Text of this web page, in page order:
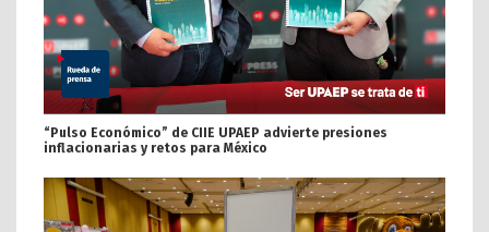
“Pulso Económico” de CIIE UPAEP advierte presiones
inflacionarias y retos para México